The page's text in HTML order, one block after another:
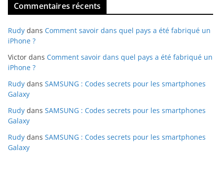
Commentaires récents
Rudy dans Comment savoir dans quel pays a été fabriqué un
iPhone ?
Victor dans Comment savoir dans quel pays a été fabriqué un
iPhone ?
Rudy dans SAMSUNG : Codes secrets pour les smartphones
Galaxy
Rudy dans SAMSUNG : Codes secrets pour les smartphones
Galaxy
Rudy dans SAMSUNG : Codes secrets pour les smartphones
Galaxy